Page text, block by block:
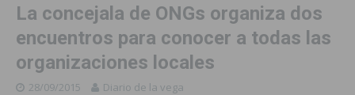
La concejala de ONGs organiza dos
encuentros para conocer a todas las
organizaciones locales
28/09/2015 Diario de la vega